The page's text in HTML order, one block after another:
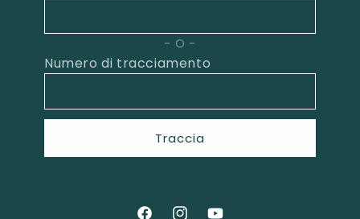
O
Numero di tracciamento
Traccia